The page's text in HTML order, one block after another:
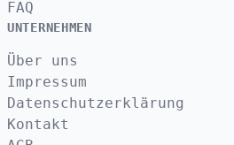
FAQ
UNTERNEHMEN
Über uns
Impressum
Datenschutzerklärung
Kontakt